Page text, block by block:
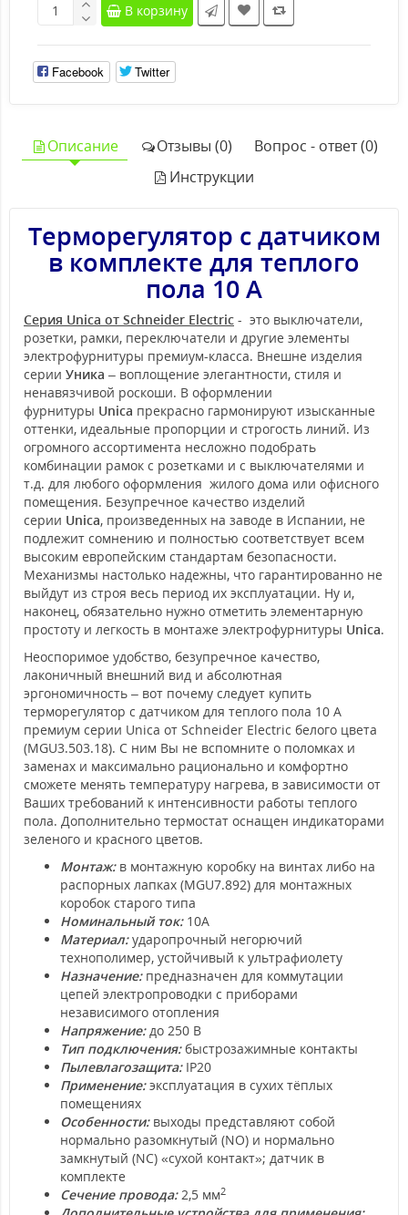
В корзину
Facebook Twitter
Описание Отзывы (0)
Вопрос - ответ (0)
Инструкции
Терморегулятор с датчиком
в комплекте для теплого
пола 10 А
Серия Unica от Schneider Electric - это выключатели,
розетки, рамки, переключатели и другие элементы
электрофурнитуры премиум-класса. Внешне изделия
серии Уника – воплощение элегантности, стиля и
ненавязчивой роскоши. В оформлении
фурнитуры Unica прекрасно гармонируют изысканные
оттенки, идеальные пропорции и строгость линий. Из
огромного ассортимента несложно подобрать
комбинации рамок с розетками и с выключателями и
т.д. для любого оформления жилого дома или офисного
помещения. Безупречное качество изделий
серии Unica, произведенных на заводе в Испании, не
подлежит сомнению и полностью соответствует всем
высоким европейским стандартам безопасности.
Механизмы настолько надежны, что гарантированно не
выйдут из строя весь период их эксплуатации. Ну и,
наконец, обязательно нужно отметить элементарную
простоту и легкость в монтаже электрофурнитуры Unica.
Неоспоримое удобство, безупречное качество,
лаконичный внешний вид и абсолютная
эргономичность – вот почему следует купить
терморегулятор с датчиком для теплого пола 10 А
премиум серии Unica от Schneider Electric белого цвета
(MGU3.503.18). С ним Вы не вспомните о поломках и
заменах и максимально рационально и комфортно
сможете менять температуру нагрева, в зависимости от
Ваших требований к интенсивности работы теплого
пола. Дополнительно термостат оснащен индикаторами
зеленого и красного цветов.
Монтаж:в монтажную коробку на винтах либо на
распорных лапках (MGU7.892) для монтажных
коробок старого типа
Номинальный ток:10А
Материал:ударопрочный негорючий
технополимер, устойчивый к ультрафиолету
Назначение:предназначен для коммутации
цепей электропроводки с приборами
независимого отопления
Напряжение:до 250 В
Тип подключения:быстрозажимные контакты
Пылевлагозащита:IP20
Применение:эксплуатация в сухих тёплых
помещениях
Особенности:выходы представляют собой
нормально разомкнутый (NO) и нормально
замкнутый (NC) «сухой контакт»; датчик в
комплекте
Сечение провода:2,5 мм2